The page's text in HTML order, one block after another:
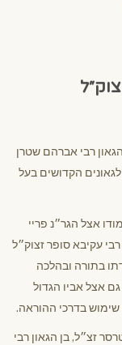
רבי אברהם שטרן
הקדושים בעל
אצל הגר״נ פריי
עקיבא סופר זצוק״ל
בתורה ובהלכה
אצל אביו הגדול
בדרכי ההוראה.
זצ״ל, בן הגאון רבי